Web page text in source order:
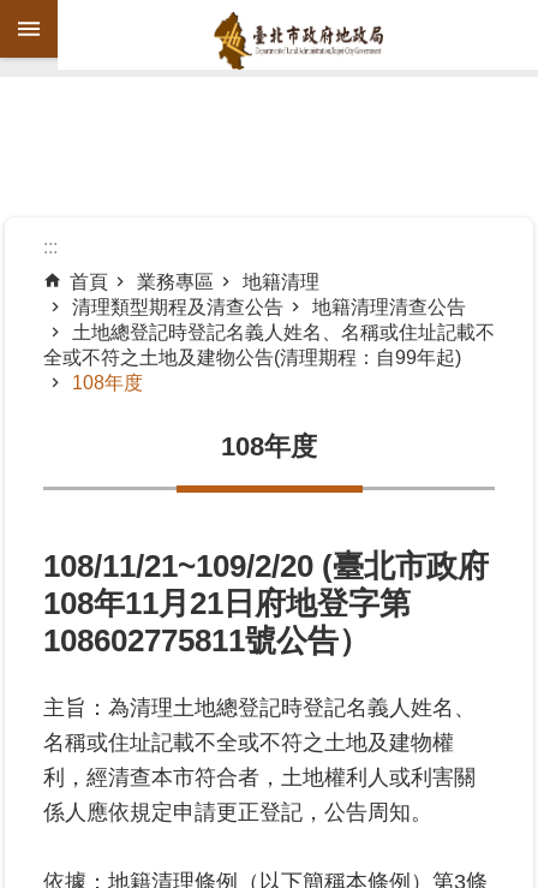
跳到主要內容區塊
機
關
介
告
業
專
線
上
查
詢
網
:::
首頁
業務專區
地籍清理
清理類型期程及清查公告
地籍清理清查公告
土地總登記時登記名義人姓名、名稱或住址記載不
全或不符之土地及建物公告(清理期程：自99年起)
108年度
108年度
108/11/21~109/2/20 (臺北市政府
108年11月21日府地登字第
108602775811號公告）
主旨：為清理土地總登記時登記名義人姓名、
名稱或住址記載不全或不符之土地及建物權
利，經清查本市符合者，土地權利人或利害關
係人應依規定申請更正登記，公告周知。
依據：地籍清理條例（以下簡稱本條例）第3條